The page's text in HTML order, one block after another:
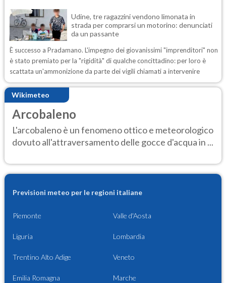
Udine, tre ragazzini vendono limonata in
strada per comprarsi un motorino: denunciati
da un passante
È successo a Pradamano. L'impegno dei giovanissimi "imprenditori" non
è stato premiato per la "rigidità" di qualche concittadino: per loro è
scattata un'ammonizione da parte dei vigili chiamati a intervenire
Wikimeteo
Arcobaleno
L'arcobaleno è un fenomeno ottico e meteorologico
dovuto all'attraversamento delle gocce d'acqua in ...
Previsioni meteo per le regioni italiane
Piemonte Valle d'Aosta
Liguria Lombardia
Trentino Alto Adige Veneto
Emilia Romagna Marche